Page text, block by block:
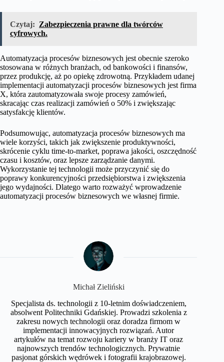
Czytaj: Zabezpieczenia prawne dla twórców
cyfrowych.
Automatyzacja procesów biznesowych jest obecnie szeroko
stosowana w różnych branżach, od bankowości i finansów,
przez produkcję, aż po opiekę zdrowotną. Przykładem udanej
implementacji automatyzacji procesów biznesowych jest firma
X, która zautomatyzowała swoje procesy zamówień,
skracając czas realizacji zamówień o 50% i zwiększając
satysfakcję klientów.
Podsumowując, automatyzacja procesów biznesowych ma
wiele korzyści, takich jak zwiększenie produktywności,
skrócenie cyklu time-to-market, poprawa jakości, oszczędność
czasu i kosztów, oraz lepsze zarządzanie danymi.
Wykorzystanie tej technologii może przyczynić się do
poprawy konkurencyjności przedsiębiorstwa i zwiększenia
jego wydajności. Dlatego warto rozważyć wprowadzenie
automatyzacji procesów biznesowych we własnej firmie.
Michał Zieliński
Specjalista ds. technologii z 10-letnim doświadczeniem,
absolwent Politechniki Gdańskiej. Prowadzi szkolenia z
zakresu nowych technologii oraz doradza firmom w
implementacji innowacyjnych rozwiązań. Autor
artykułów na temat rozwoju kariery w branży IT oraz
najnowszych trendów technologicznych. Prywatnie
pasjonat górskich wędrówek i fotografii krajobrazowej.